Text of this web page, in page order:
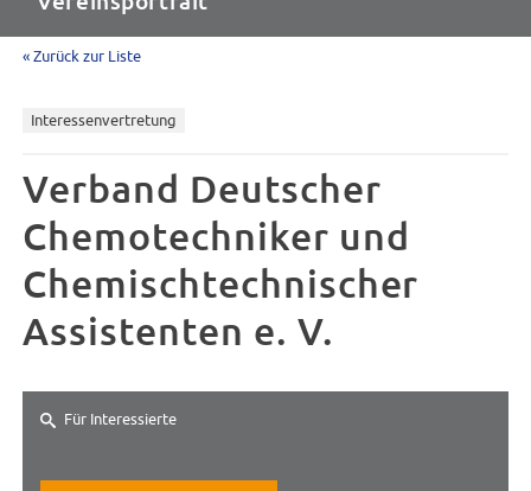
« Zurück zur Liste
Interessenvertretung
Verband Deutscher
Chemotechniker und
Chemischtechnischer
Assistenten e. V.
Für Interessierte